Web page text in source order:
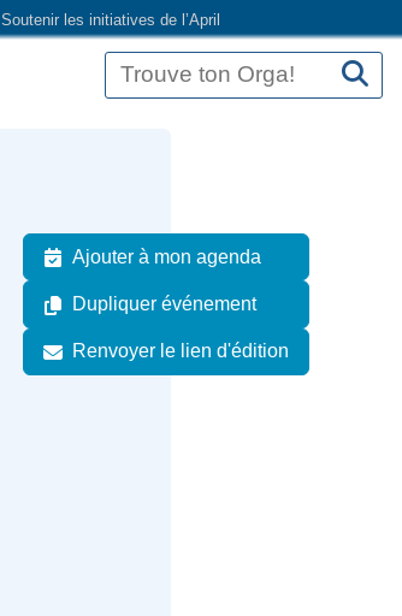
Soutenir les initiatives de l’April
Ajouter à mon agenda
Dupliquer événement
Renvoyer le lien d'édition